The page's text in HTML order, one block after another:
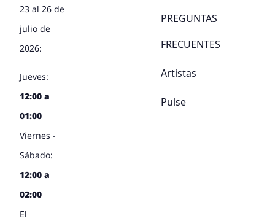
23 al 26 de
julio de
2026:
Jueves:
12:00 a
01:00
Viernes -
Sábado:
12:00 a
02:00
El
PREGUNTAS
FRECUENTES
Artistas
Pulse